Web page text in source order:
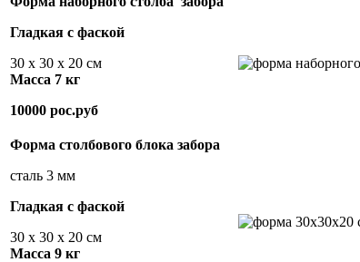
Гладкая с фаской
30 х 30 х 20 см
Масса 7 кг
10000 рос.руб
Форма столбового блока забора
сталь 3 мм
Гладкая с фаской
30 х 30 х 20 см
Масса 9 кг